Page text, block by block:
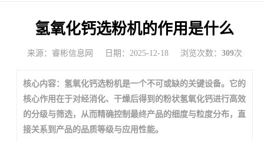
氢氧化钙选粉机的作用是什么
来源：睿彬信息网 日期：2025-12-18 浏览次数： 309次
核心内容：氢氧化钙选粉机是一个不可或缺的关键设备。它的
核心作用在于对经消化、干燥后得到的粉状氢氧化钙进行高效
的分级与筛选，从而精确控制最终产品的细度与粒度分布，直
接关系到产品的品质等级与应用性能。